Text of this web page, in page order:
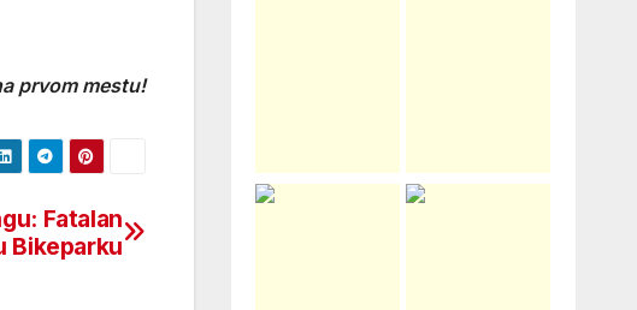
prvom mestu!
Fatalan
Bikeparku